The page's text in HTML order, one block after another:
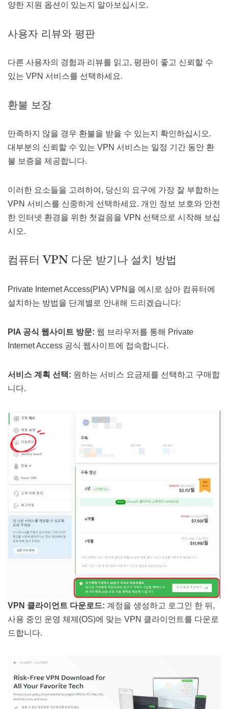
양한 지원 옵션이 있는지 알아보십시오.
사용자 리뷰와 평판
다른 사용자의 경험과 리뷰를 읽고, 평판이 좋고 신뢰할 수
있는 VPN 서비스를 선택하세요.
환불 보장
만족하지 않을 경우 환불을 받을 수 있는지 확인하십시오.
대부분의 신뢰할 수 있는 VPN 서비스는 일정 기간 동안 환
불 보증을 제공합니다.
이러한 요소들을 고려하여, 당신의 요구에 가장 잘 부합하는
VPN 서비스를 신중하게 선택하세요. 개인 정보 보호와 안전
한 인터넷 환경을 위한 첫걸음을 VPN 선택으로 시작해 보십
시오.
컴퓨터 VPN 다운 받기나 설치 방법
Private Internet Access(PIA) VPN을 예시로 삼아 컴퓨터에
설치하는 방법을 단계별로 안내해 드리겠습니다:
PIA 공식 웹사이트 방문: 웹 브라우저를 통해 Private
Internet Access 공식 웹사이트에 접속합니다.
서비스 계획 선택: 원하는 서비스 요금제를 선택하고 구매합
니다.
VPN 클라이언트 다운로드: 계정을 생성하고 로그인 한 뒤,
사용 중인 운영 체제(OS)에 맞는 VPN 클라이언트를 다운로
드합니다.